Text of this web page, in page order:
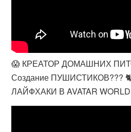
😱 КРЕАТОР ДОМАШНИХ
Создание ПУШИСТИКОВ???
ЛАЙФХАКИ В AVATAR